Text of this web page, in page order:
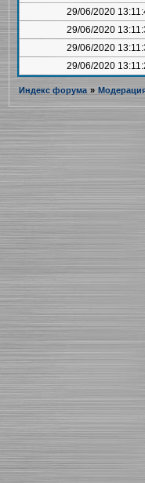
29/06/2020
29/06/2020
29/06/2020
29/06/2020
Индекс форума »